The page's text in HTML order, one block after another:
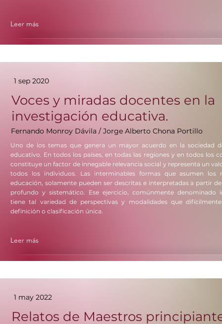
Leer más
1 sep 2020
Voces y miradas docentes en la
investigación educativa.
Fernando Monroy Dávila / Jorge Alberto Chona Portillo
Uno de los temas que genera un mayor acuerdo en la sociedad
educativo. En todos los países, en todas las regiones y en todos los
constituye un factor de innegable relevancia social y representa un
todos los individuos. Las interminables formas que asumen los
educación, solamente pueden ser descritas e interpretadas a partir
profundo y sistemático. Ese ejercicio, comúnmente denominado
tiene tal variedad de perspectivas y modalidades que
definición o clasificación única.
Leer más
1 may 2022
Relatos de Maestros